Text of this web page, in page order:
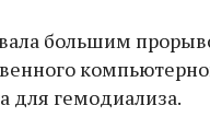
большим
для гемодиализа.